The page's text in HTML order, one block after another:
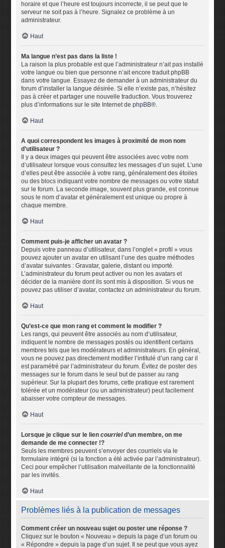
horaire et que l’heure est toujours incorrecte, il se peut que le
serveur ne soit pas à l’heure. Signalez ce problème à un
administrateur.
Haut
Ma langue n’est pas dans la liste !
La raison la plus probable est que l’administrateur n’ait pas installé
votre langue ou bien que personne n’ait encore traduit phpBB
dans votre langue. Essayez de demander à un administrateur du
forum d’installer la langue désirée. Si elle n’existe pas, n’hésitez
pas à créer et partager une nouvelle traduction. Vous trouverez
plus d’informations sur le site Internet dephpBB®.
Haut
A quoi correspondent les images à proximité de mon nom
d’utilisateur ?
Il y a deux images qui peuvent être associées avec votre nom
d’utilisateur lorsque vous consultez les messages d’un sujet. L’une
d’elles peut être associée à votre rang, généralement des étoiles
ou des blocs indiquant votre nombre de messages ou votre statut
sur le forum. La seconde image, souvent plus grande, est connue
sous le nom d’avatar et généralement est unique ou propre à
chaque membre.
Haut
Comment puis-je afficher un avatar ?
Depuis votre panneau d’utilisateur, dans l’onglet « profil » vous
pouvez ajouter un avatar en utilisant l’une des quatre méthodes
d’avatar suivantes : Gravatar, galerie, distant ou importé.
L’administrateur du forum peut activer ou non les avatars et
décider de la manière dont ils sont mis à disposition. Si vous ne
pouvez pas utiliser d’avatar, contactez un administrateur du forum.
Haut
Qu’est-ce que mon rang et comment le modifier ?
Les rangs, qui peuvent être associés au nom d’utilisateur,
indiquent le nombre de messages postés ou identifient certains
membres tels que les modérateurs et administrateurs. En général,
vous ne pouvez pas directement modifier l’intitulé d’un rang car il
est paramétré par l’administrateur du forum. Évitez de poster des
messages sur le forum dans le seul but de passer au rang
supérieur. Sur la plupart des forums, cette pratique est rarement
tolérée et un modérateur (ou un administrateur) peut facilement
abaisser votre compteur de messages.
Haut
Lorsque je clique sur le liencourrield’un membre, on me
demande de me connecter !?
Seuls les membres peuvent s’envoyer des courriels via le
formulaire intégré (si la fonction a été activée par l’administrateur).
Ceci pour empêcher l’utilisation malveillante de la fonctionnalité
par les invités.
Haut
Problèmes liés à la publication de messages
Comment créer un nouveau sujet ou poster une réponse ?
Cliquez sur le bouton « Nouveau » depuis la page d’un forum ou
« Répondre » depuis la page d’un sujet. Il se peut que vous ayez